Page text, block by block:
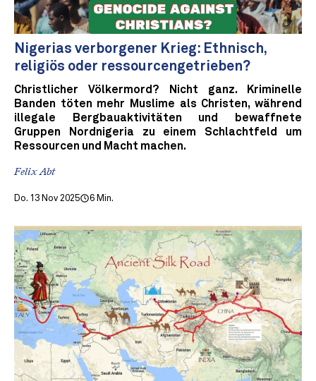
Nigerias verborgener Krieg: Ethnisch,
religiös oder ressourcengetrieben?
Christlicher Völkermord? Nicht ganz. Kriminelle
Banden töten mehr Muslime als Christen, während
illegale Bergbauaktivitäten und bewaffnete
Gruppen Nordnigeria zu einem Schlachtfeld um
Ressourcen und Macht machen.
Felix Abt
Do. 13 Nov 2025 6 Min.